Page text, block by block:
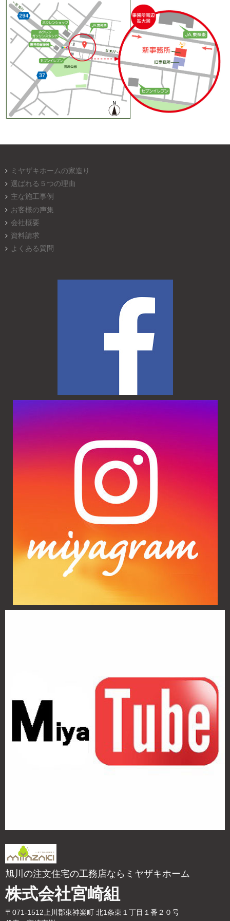
ミヤザキホームの家造り
選ばれる５つの理由
主な施工事例
お客様の声集
会社概要
資料請求
よくある質問
旭川の注文住宅の工務店ならミヤザキホーム
株式会社宮崎組
〒071-1512上川郡東神楽町 北1条東１丁目１番２０号